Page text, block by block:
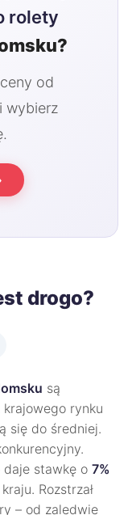
rolety
od
wybierz
drogo?
są
rynku
się do średniej.
daje stawkę o 7%
Rozstrzał
– od zaledwie